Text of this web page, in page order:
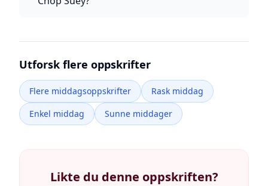
Utforsk flere oppskrifter
Flere middagsoppskrifter
Rask middag
Enkel middag
Sunne middager
Likte du denne oppskriften?